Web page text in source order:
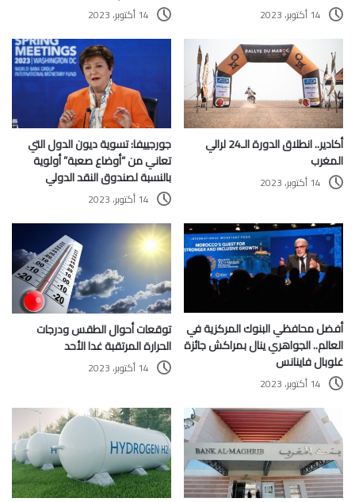
14 أكتوبر، 2023 14 أكتوبر، 2023
أكادير.. انطلاق الدورة الـ24 لرالي
المغرب
14 أكتوبر، 2023
جورجييفا: تسوية ديون الدول التي
تعاني من “أوضاع صعبة” أولوية
بالنسبة لصندوق النقد الدولي
14 أكتوبر، 2023
أفضل محافظي البنوك المركزية في
العالم.. الجواهري ينال بمراكش جائزة
غلوبال فاينانس
14 أكتوبر، 2023
توقعات أحوال الطقس ودرجات
الحرارة المرتقبة غدا الأحد
14 أكتوبر، 2023